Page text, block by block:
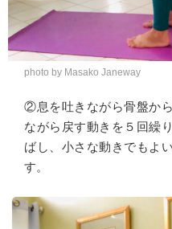
photo by Masako Janeway
②息を吐きながら骨盤か
ながら戻す動きを５回繰
ばし、小さな動きでもよ
す。